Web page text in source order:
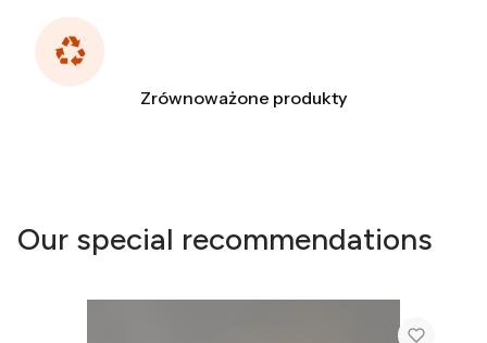
Zrównoważone produkty
Our special recommendations